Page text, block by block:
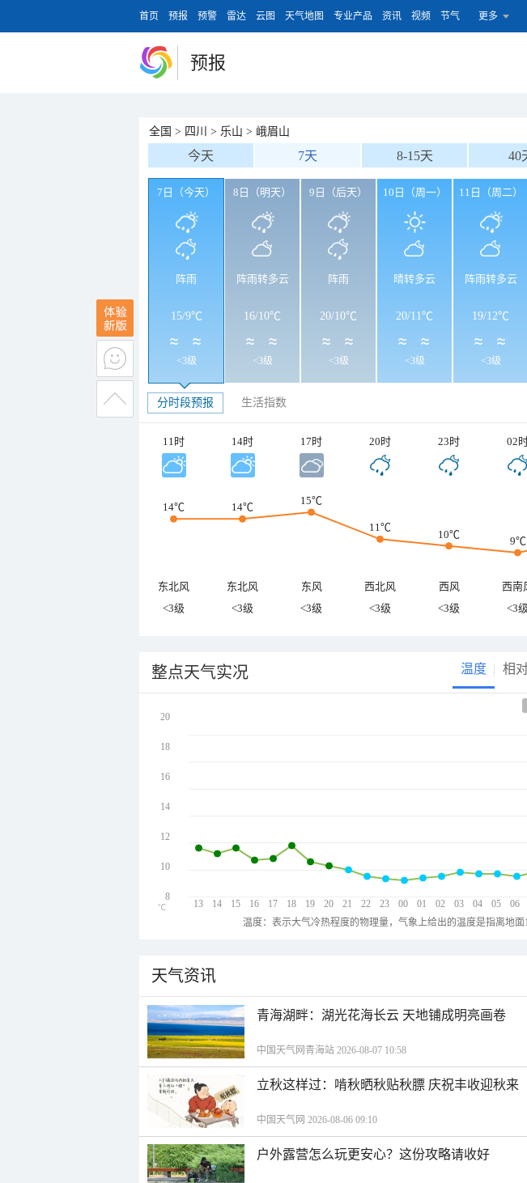
首页 预报 预警 雷达 云图 天气地图 专业产品 资讯 视频 节气 更多
预报
全国 > 四川 > 乐山 > 峨眉山
今天 7天 8-15天 40
7日（今天）
阵雨
15/9℃
<3级
8日（明天）
阵雨转多云
16/10℃
<3级
9日（后天）
阵雨
20/10℃
<3级
10日（周一）
晴转多云
20/11℃
<3级
11日（周二）
阵雨转多云
19/12℃
<3级
分时段预报 生活指数
11时 14时 17时 20时 23时 02
14℃ 14℃
15℃
11℃
10℃
9℃
东北风 东北风 东风 西北风 西风 西南
<3级
<3级 <3级 <3级 <3级 <3级
整点天气实况 温度 相
13 14 15 16 17 18 19 20 21 22 23 00 01 02 03 04 05 06
20
18
16
14
12
10
8
℃
温度：表示大气冷热程度的物理量，气象上给出的温度是指离地面
天气资讯
青海湖畔：湖光花海长云 天地铺成明亮画卷
中国天气网青海站 2026-08-07 10:58
立秋这样过：啃秋晒秋贴秋膘 庆祝丰收迎秋来
中国天气网 2026-08-06 09:10
户外露营怎么玩更安心？这份攻略请收好